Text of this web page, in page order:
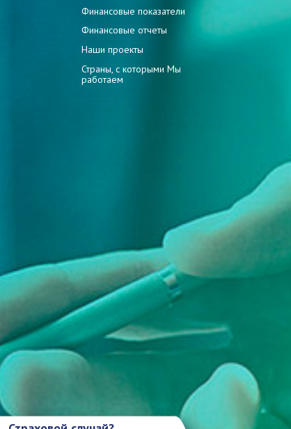
Финансовые показатели
Финансовые отчеты
Наши проекты
Страны, с которыми Мы
работаем